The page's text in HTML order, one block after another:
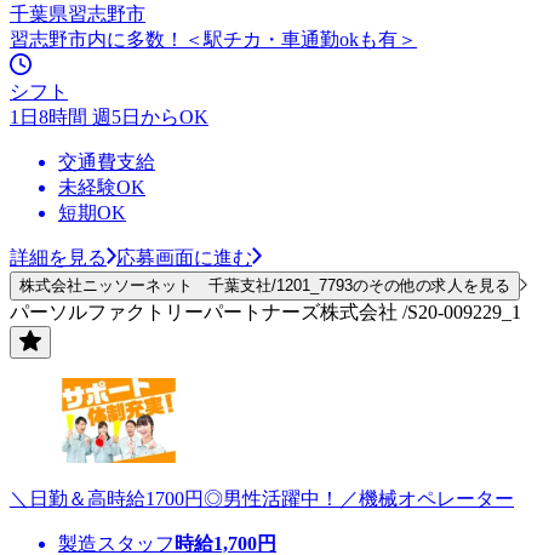
千葉県習志野市
習志野市内に多数！＜駅チカ・車通勤okも有＞
シフト
1日8時間 週5日からOK
交通費支給
未経験OK
短期OK
詳細を見る 応募画面に進む
株式会社ニッソーネット 千葉支社/1201_7793のその他の求人を見る
パーソルファクトリーパートナーズ株式会社 /S20-009229_1
＼日勤＆高時給1700円◎男性活躍中！／機械オペレーター
製造スタッフ 時給1,700円